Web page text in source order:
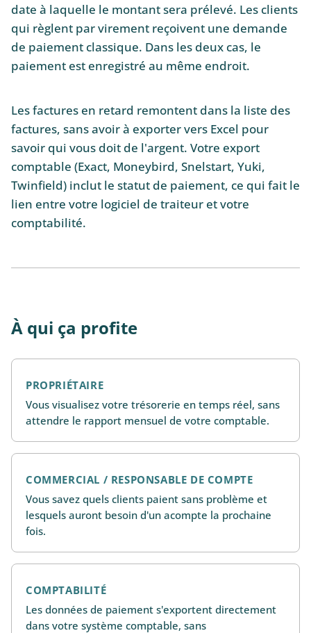
date à laquelle le montant sera prélevé. Les clients
qui règlent par virement reçoivent une demande
de paiement classique. Dans les deux cas, le
paiement est enregistré au même endroit.
Les factures en retard remontent dans la liste des
factures, sans avoir à exporter vers Excel pour
savoir qui vous doit de l'argent. Votre export
comptable (Exact, Moneybird, Snelstart, Yuki,
Twinfield) inclut le statut de paiement, ce qui fait le
lien entre votre logiciel de traiteur et votre
comptabilité.
À qui ça profite
PROPRIÉTAIRE
Vous visualisez votre trésorerie en temps réel, sans
attendre le rapport mensuel de votre comptable.
COMMERCIAL / RESPONSABLE DE COMPTE
Vous savez quels clients paient sans problème et
lesquels auront besoin d'un acompte la prochaine
fois.
COMPTABILITÉ
Les données de paiement s'exportent directement
dans votre système comptable, sans